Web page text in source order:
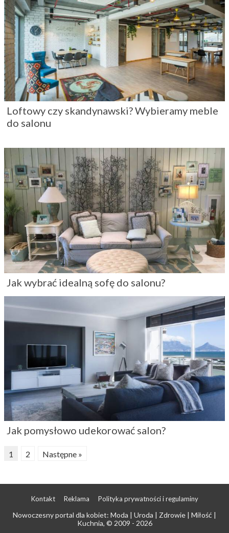
Loftowy czy skandynawski? Wybieramy meble
do salonu
Jak wybrać idealną sofę do salonu?
Jak pomysłowo udekorować salon?
1 2 Następne »
Kontakt Reklama Polityka prywatności i regulaminy
Nowoczesny portal dla kobiet: Moda | Uroda | Zdrowie | Miłość |
Kuchnia, © 2009 - 2026